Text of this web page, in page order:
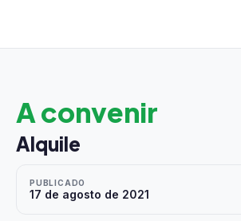
A convenir
Alquile
PUBLICADO
17 de agosto de 2021